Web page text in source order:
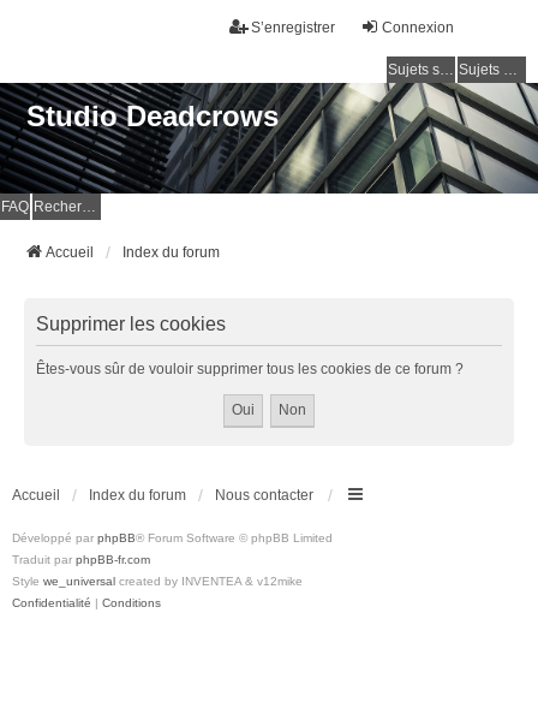
Connexion
S’enregistrer
Sujets sans réponse Sujets actifs
Studio Deadcrows
FAQ Rechercher
Accueil Index du forum
Supprimer les cookies
Êtes-vous sûr de vouloir supprimer tous les cookies de ce forum ?
Accueil Index du forum Nous contacter
Développé par phpBB® Forum Software © phpBB Limited
Traduit par phpBB-fr.com
Style we_universal created by INVENTEA & v12mike
Confidentialité | Conditions